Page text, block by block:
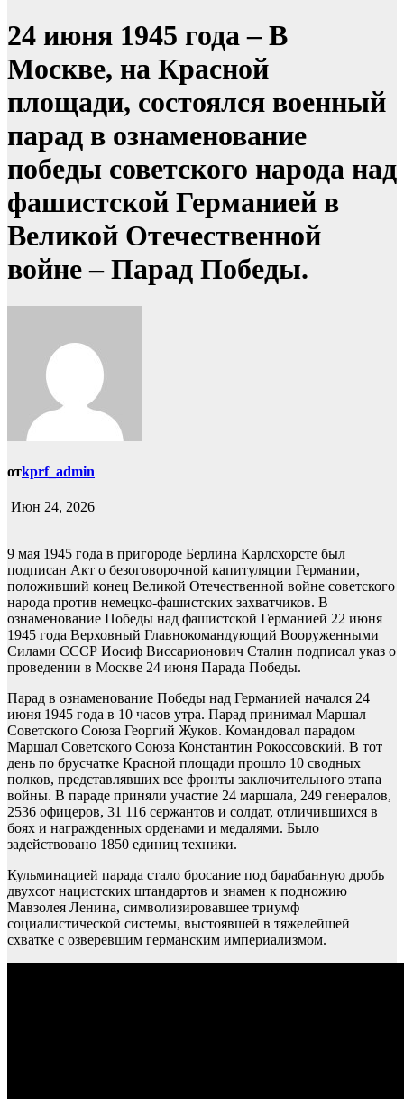
24 июня 1945 года – В
Москве, на Красной
площади, состоялся военный
парад в ознаменование
победы советского народа над
фашистской Германией в
Великой Отечественной
войне – Парад Победы.
отkprf_admin
Июн 24, 2026
9 мая 1945 года в пригороде Берлина Карлсхорсте был
подписан Акт о безоговорочной капитуляции Германии,
положивший конец Великой Отечественной войне советского
народа против немецко-фашистских захватчиков. В
ознаменование Победы над фашистской Германией 22 июня
1945 года Верховный Главнокомандующий Вооруженными
Силами СССР Иосиф Виссарионович Сталин подписал указ о
проведении в Москве 24 июня Парада Победы.
Парад в ознаменование Победы над Германией начался 24
июня 1945 года в 10 часов утра. Парад принимал Маршал
Советского Союза Георгий Жуков. Командовал парадом
Маршал Советского Союза Константин Рокоссовский. В тот
день по брусчатке Красной площади прошло 10 сводных
полков, представлявших все фронты заключительного этапа
войны. В параде приняли участие 24 маршала, 249 генералов,
2536 офицеров, 31 116 сержантов и солдат, отличившихся в
боях и награжденных орденами и медалями. Было
задействовано 1850 единиц техники.
Кульминацией парада стало бросание под барабанную дробь
двухсот нацистских штандартов и знамен к подножию
Мавзолея Ленина, символизировавшее триумф
социалистической системы, выстоявшей в тяжелейшей
схватке с озверевшим германским империализмом.